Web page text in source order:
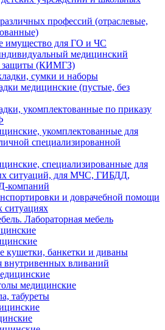
профессий (отраслевые,
имущество для ГО и ЧС
медицинский
защиты (КИМГЗ)
сумки и наборы
медицинские (пустые, без
укомплектованные по приказу
укомплектованные для
специализированной
специализированные для
ситуаций, для МЧС, ГИБДД,
и доврачебной помощи
ситуациях
Лабораторная мебель
кушетки, банкетки и диваны
вливаний
медицинские
табуреты